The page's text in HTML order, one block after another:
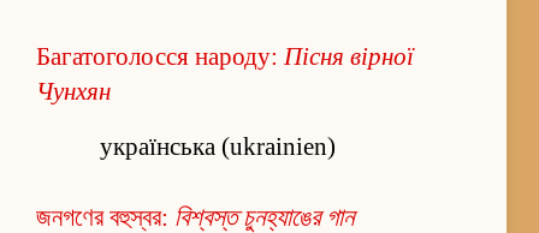
Багатоголосся народу: Пісня вірної
Чунхян
українська (ukrainien)
জনগণের বহুস্বর: বিশ্বস্ত চুনহ্যাঙের গান